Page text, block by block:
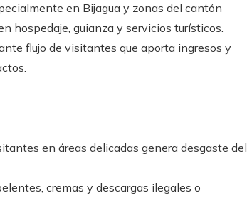
en Bijagua y zonas del cantón
hospedaje, guianza y servicios turísticos.
flujo de visitantes que aporta ingresos y
en áreas delicadas genera desgaste del
cremas y descargas ilegales o